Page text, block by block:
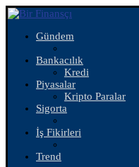
Gündem
Bankacılık
Kredi
Piyasalar
Kripto Paralar
Sigorta
İş Fikirleri
Trend